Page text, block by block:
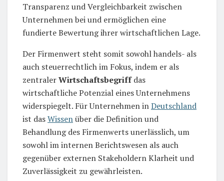
Transparenz und Vergleichbarkeit zwischen
Unternehmen bei und ermöglichen eine
fundierte Bewertung ihrer wirtschaftlichen Lage.
Der Firmenwert steht somit sowohl handels- als
auch steuerrechtlich im Fokus, indem er als
zentralerWirtschaftsbegriffdas
wirtschaftliche Potenzial eines Unternehmens
widerspiegelt. Für Unternehmen inDeutschland
ist dasWissenüber die Definition und
Behandlung des Firmenwerts unerlässlich, um
sowohl im internen Berichtswesen als auch
gegenüber externen Stakeholdern Klarheit und
Zuverlässigkeit zu gewährleisten.